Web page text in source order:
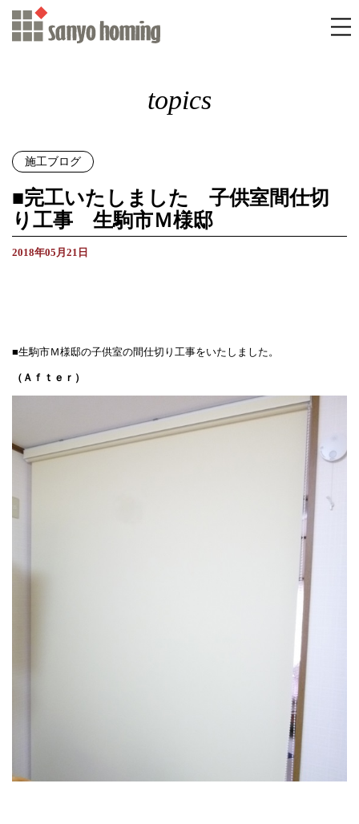
topics
施工ブログ
■完工いたしました 子供室間仕切
り工事 生駒市Ｍ様邸
2018年05月21日
■生駒市Ｍ様邸の子供室の間仕切り工事をいたしました。
（Ａｆｔｅｒ）